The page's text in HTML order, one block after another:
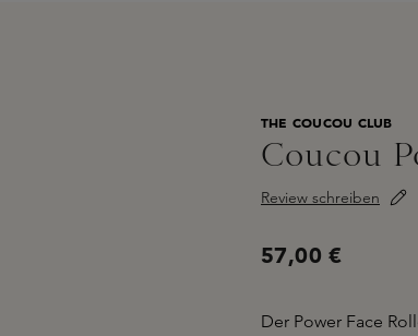
THE COUCOU CLUB
Coucou
Review schreiben
57,00 €
Der Power Face